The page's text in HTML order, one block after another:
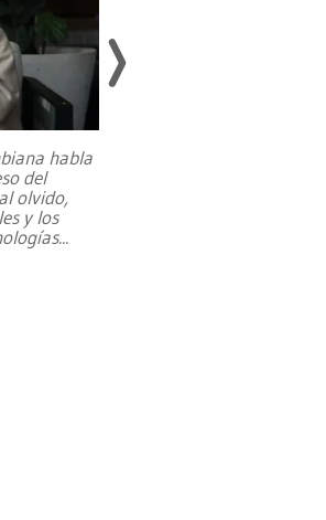
Antiguo refleja la necesidad de
de difícil acceso.
habla
del
olvido,
y los
...